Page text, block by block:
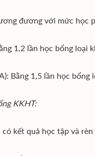
đương với mức học
1,2 lần học bổng loại
Bằng 1,5 lần học bổng
KKHT:
kết quả học tập và